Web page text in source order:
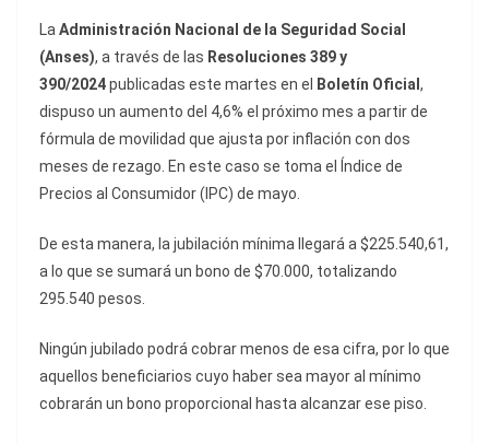
LaAdministración Nacional de la Seguridad Social
(Anses), a través de las Resoluciones 389 y
390/2024publicadas este martes en el Boletín Oficial ,
dispuso un aumento del 4,6% el próximo mes a partir de
fórmula de movilidad que ajusta por inflación con dos
meses de rezago. En este caso se toma el Índice de
Precios al Consumidor (IPC) de mayo.
De esta manera, la jubilación mínima llegará a $225.540,61,
a lo que se sumará un bono de $70.000, totalizando
295.540 pesos.
Ningún jubilado podrá cobrar menos de esa cifra, por lo que
aquellos beneficiarios cuyo haber sea mayor al mínimo
cobrarán un bono proporcional hasta alcanzar ese piso.